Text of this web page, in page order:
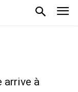
arrive à